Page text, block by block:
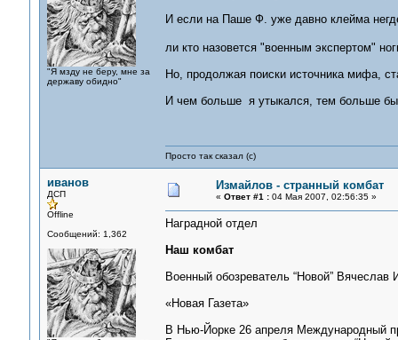
"Я мзду не беру, мне за
державу обидно"
И если на Паше Ф. уже давно клейма
ли кто назовется "военным экспертом"
Но, продолжая поиски источника мифа,
И чем больше я утыкался, тем больше
Просто так сказал (с)
иванов
ДСП
Offline
Сообщений: 1,362
Измайлов - странный комбат
« Ответ #1 :04 Мая 2007, 02:56:35 »
Наградной отдел
Наш комбат
Военный обозреватель “Новой”
«Новая Газета»
В Нью-Йорке 26 апреля Международный